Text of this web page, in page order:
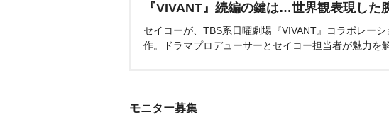
『VIVANT』続編の鍵は…世界観表現した
セイコーが、TBS系日曜劇場『VIVANT』コラボレー
作。ドラマプロデューサーとセイコー担当者が魅力を
モニター募集